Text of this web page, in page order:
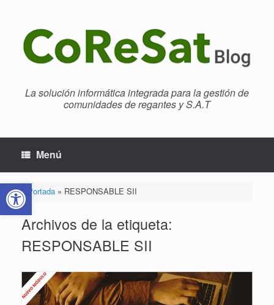
Abrir barra de herramientas
contenido
La solución informática integrada para la gestión de
comunidades de regantes y S.A.T
Menú
Portada» RESPONSABLE SII
Archivos de la etiqueta:
RESPONSABLE SII